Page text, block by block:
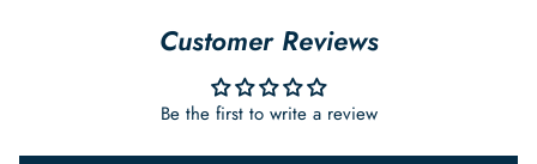
Customer Reviews
Be the first to write a review